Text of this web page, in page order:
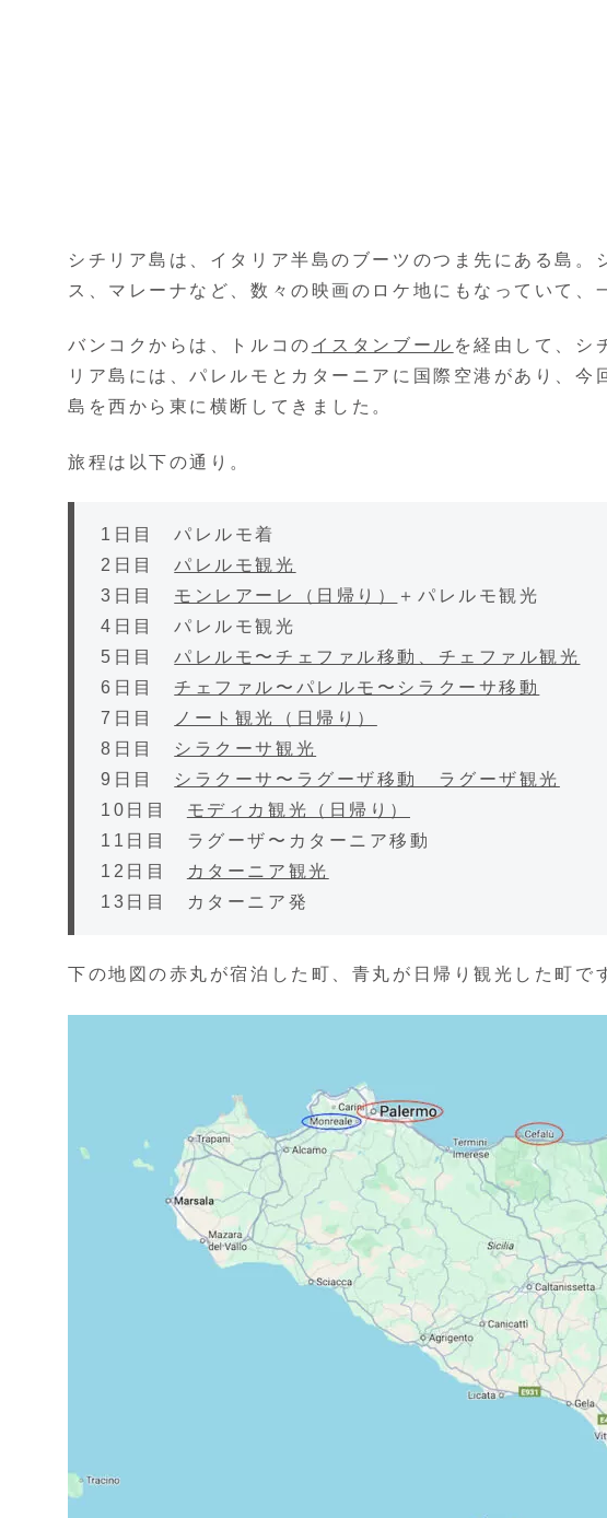
シチリア島は、イタリア半島のブーツのつま先にある島。
ス、マレーナなど、数々の映画のロケ地にもなっていて、
バンコクからは、トルコの イスタンブール を経由して、シ
リア島には、パレルモとカターニアに国際空港があり、
島を西から東に横断してきました。
旅程は以下の通り。
1日目 パレルモ着
2日目パレルモ観光
3日目 モンレアーレ（日帰り）
＋パレルモ観光
4日目 パレルモ観光
5日目パレルモ〜チェファル移動、チェファル観光
6日目 チェファル〜パレルモ〜シラクーサ移動
7日目
ノート観光（日帰り）
8日目
シラクーサ観光
9日目
シラクーサ〜ラグーザ移動 ラグーザ観光
10日目 モディカ観光（日帰り）
11日目 ラグーザ〜カターニア移動
12日目
カターニア観光
13日目 カターニア発
下の地図の赤丸が宿泊した町、青丸が日帰り観光した町で